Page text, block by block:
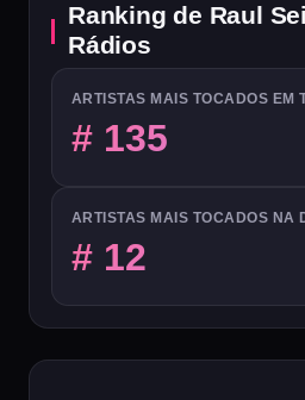
Ranking de Raul
Rádios
ARTISTAS MAIS TOCADOS EM
# 135
ARTISTAS MAIS TOCADOS NA
# 12